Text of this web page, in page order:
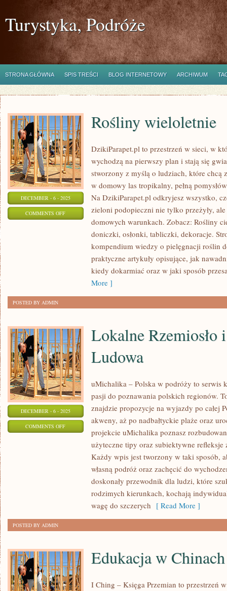
Turystyka, Podróże
STRONA GŁÓWNA SPIS TREŚCI BLOG INTERNETOWY ARCHIWUM
DECEMBER - 6 - 2025
COMMENTS OFFON
WIELOLETNIE
Rośliny wieloletnie
DzikiParapet.pl to przestrzeń w sieci, w
wychodzą na pierwszy plan i stają się
stworzony z myślą o ludziach, które chcą
w domowy las tropikalny, pełną
Na DzikiParapet.pl odkryjesz wszystko,
zieloni podopieczni nie tylko przeżyły,
domowych warunkach. Zobacz: Rośliny
doniczki, osłonki, tabliczki, dekoracje.
kompendium wiedzy o pielęgnacji roślin
praktyczne artykuły opisujące, jak
kiedy dokarmiać oraz w jaki sposób
More ]
POSTED BY ADMIN
DECEMBER - 6 - 2025
COMMENTS OFFON
Lokalne Rzemiosło
Ludowa
uMichalika – Polska w podróży to serwis
pasji do poznawania polskich regionów.
znajdzie propozycje na wyjazdy po całej
akweny, aż po nadbałtyckie plaże oraz
projekcie uMichalika poznasz
użyteczne tipy oraz subiektywne
Każdy wpis jest tworzony w taki sposób,
własną podróż oraz zachęcić do
doskonały przewodnik dla ludzi, które
rodzimych kierunkach, kochają
wagę do szczerych [ Read More ]
POSTED BY ADMIN
Edukacja w Chinach
I Ching – Księga Przemian to przestrzeń